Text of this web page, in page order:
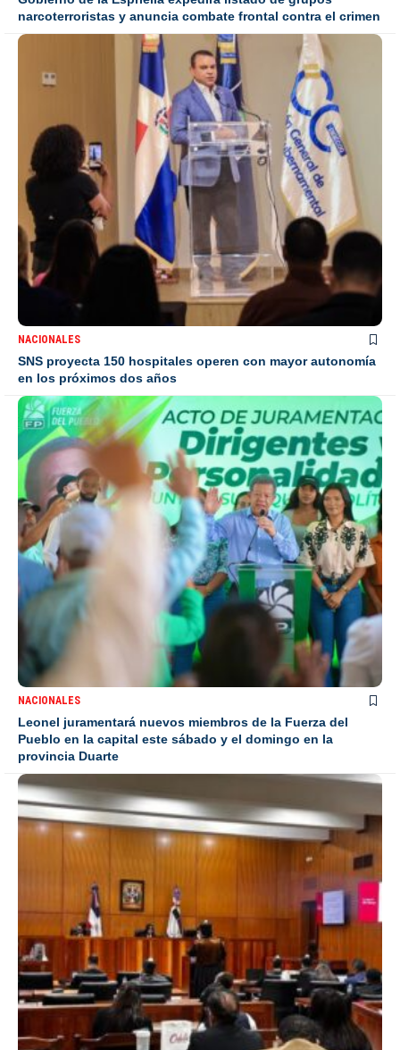
narcoterroristas y anuncia combate frontal contra el crimen
NACIONALES
SNS proyecta 150 hospitales operen con mayor autonomía
en los próximos dos años
NACIONALES
Leonel juramentará nuevos miembros de la Fuerza del
Pueblo en la capital este sábado y el domingo en la
provincia Duarte